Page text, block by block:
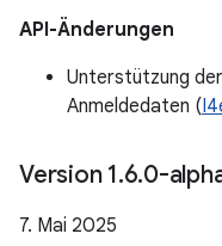
API-Änderungen
Unterstützung
Anmeldedaten (
Version 1.6.0-
7. Mai 2025